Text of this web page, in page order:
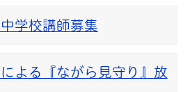
学校講師募集
よる『ながら見守り』放